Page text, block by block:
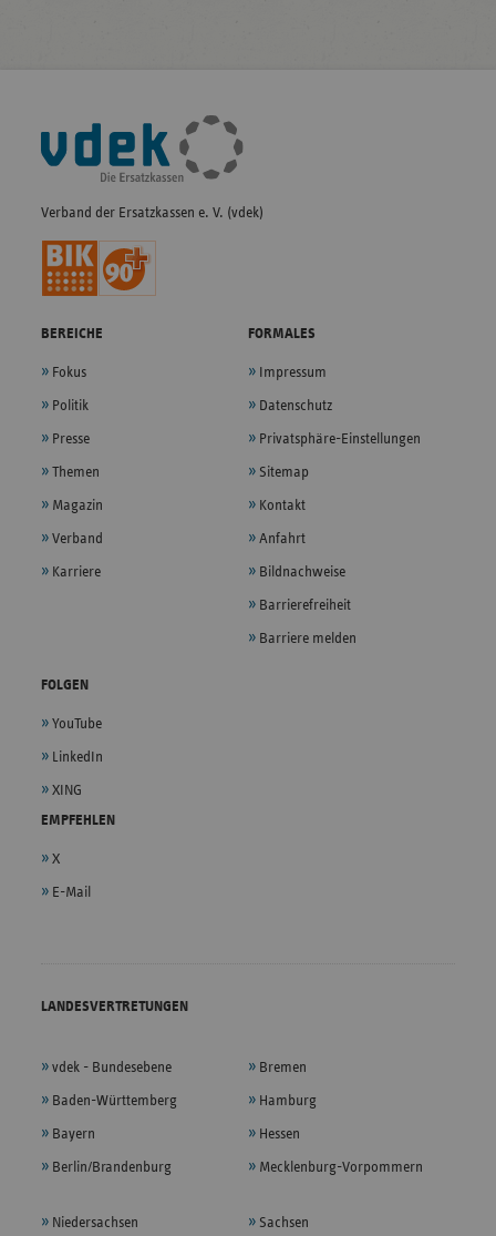
Fußleisten-
Navigation
Verband der Ersatzkassen e. V. (vdek)
BEREICHE
Fokus
Politik
Presse
Themen
Magazin
Verband
Karriere
FORMALES
Impressum
Datenschutz
Privatsphäre-Einstellungen
Sitemap
Kontakt
Anfahrt
Bildnachweise
Barrierefreiheit
Barriere melden
FOLGEN
YouTube
LinkedIn
XING
EMPFEHLEN
X
E-Mail
LANDESVERTRETUNGEN
vdek - Bundesebene
Baden-Württemberg
Bayern
Berlin/Brandenburg
Bremen
Hamburg
Hessen
Mecklenburg-Vorpommern
Niedersachsen Sachsen